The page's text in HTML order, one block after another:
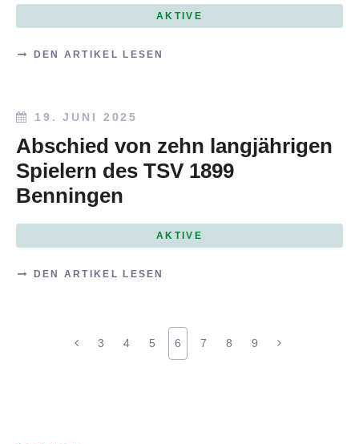
AKTIVE
DEN ARTIKEL LESEN
19. JUNI 2025
Abschied von zehn langjährigen
Spielern des TSV 1899
Benningen
AKTIVE
DEN ARTIKEL LESEN
3 4 5 6 7 8 9